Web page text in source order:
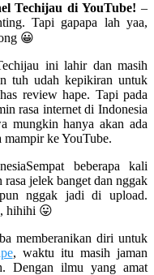
Techijau di YouTube! –
Tapi gapapa lah yaa,
😀
ini lahir dan masih
tuh udah kepikiran untuk
review hape. Tapi pada
rasa internet di Indonesia
mungkin hanya akan ada
ke YouTube.
Sempat beberapa kali
jelek banget dan nggak
nggak jadi di upload.
hihihi 😛
memberanikan diri untuk
, waktu itu masih jaman
Dengan ilmu yang amat